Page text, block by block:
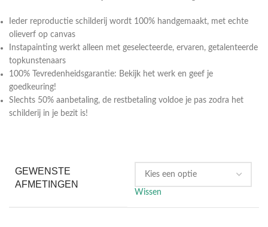
Ieder reproductie schilderij wordt 100% handgemaakt, met echte
olieverf op canvas
Instapainting werkt alleen met geselecteerde, ervaren, getalenteerde
topkunstenaars
100% Tevredenheidsgarantie: Bekijk het werk en geef je
goedkeuring!
Slechts 50% aanbetaling, de restbetaling voldoe je pas zodra het
schilderij in je bezit is!
GEWENSTE
AFMETINGEN
Wissen